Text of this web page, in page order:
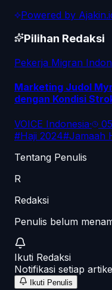
Powered by
Pilihan Redaksi
Pekerja Migran
Marketing Judol
dengan Kondisi
VOICE Indonesia·
#Haji 2024#Jamaah
Tentang Penulis
R
Redaksi
Penulis belum
Ikuti Redaksi
Notifikasi setiap
Ikuti Penulis